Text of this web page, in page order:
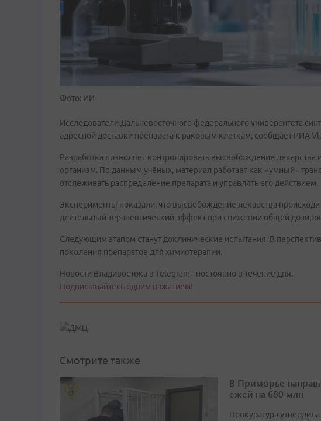
Фото: ИИ
Исследователи Дальневосточного федерального университета
адресной доставки препарата к раковым клеткам, сообщает РИА
Разработка позволяет контролировать высвобождение лекарства
организм. По данным учёных, материал работает как «умный»
отслеживать распределение препарата и управлять его действием.
Эксперименты показали, что высвобождение лекарства
длительный терапевтический эффект при снижении общей
Следующим этапом станут доклинические испытания. В
поколения препаратов для химиотерапии.
Новости Владивостока в Telegram - постоянно в течение дня.
Подписывайтесь одним нажатием!
Смотрите также
В Приморье
ежей на 680 млн
Прокуратура